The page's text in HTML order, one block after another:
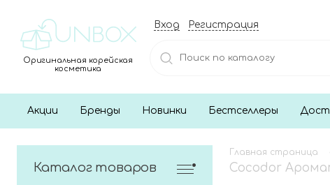
Оригинальная корейская
косметика
Вход Регистрация
Акции Бренды Новинки Бестселлеры
Каталог товаров
Главная страница
Cocodor